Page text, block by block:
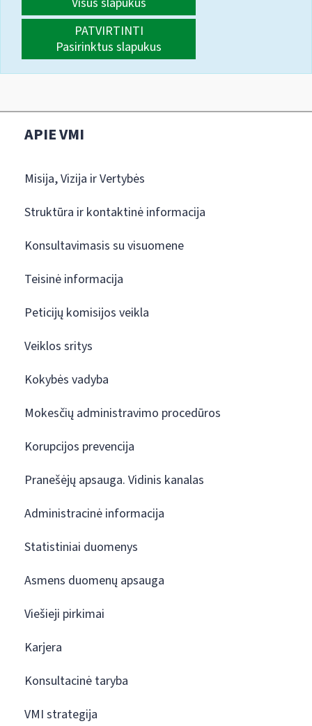
PATVIRTINTI
Pasirinktus slapukus
APIE VMI
Misija, Vizija ir Vertybės
Struktūra ir kontaktinė informacija
Konsultavimasis su visuomene
Teisinė informacija
Peticijų komisijos veikla
Veiklos sritys
Kokybės vadyba
Mokesčių administravimo procedūros
Korupcijos prevencija
Pranešėjų apsauga. Vidinis kanalas
Administracinė informacija
Statistiniai duomenys
Asmens duomenų apsauga
Viešieji pirkimai
Karjera
Konsultacinė taryba
VMI strategija